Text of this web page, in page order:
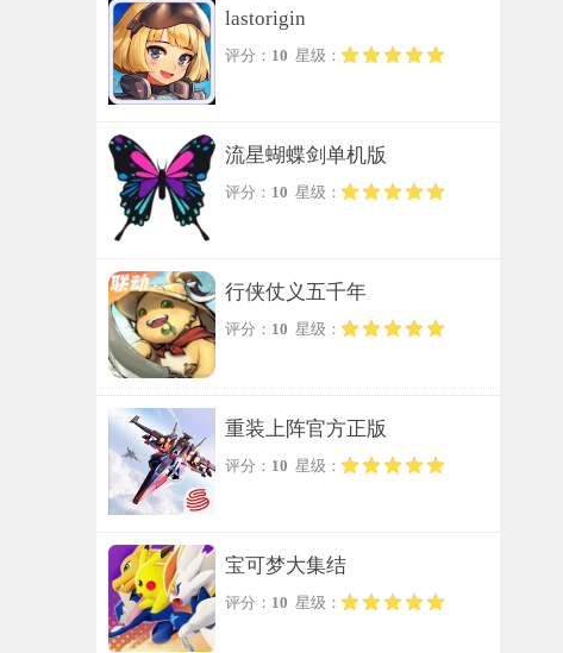
lastorigin
评分： 10 星级：
流星蝴蝶剑单机版
评分： 10 星级：
行侠仗义五千年
评分： 10 星级：
重装上阵官方正版
评分： 10 星级：
宝可梦大集结
评分： 10 星级：